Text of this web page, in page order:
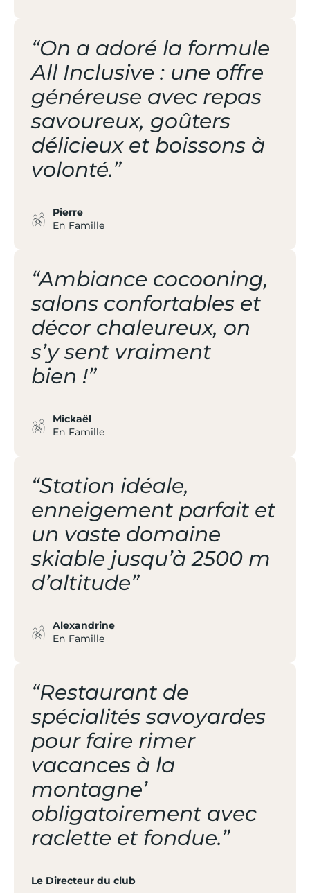
“On a adoré la formule
All Inclusive : une offre
généreuse avec repas
savoureux, goûters
délicieux et boissons à
volonté.”
Pierre
En Famille
“Ambiance cocooning,
salons confortables et
décor chaleureux, on
s’y sent vraiment
bien !”
Mickaël
En Famille
“Station idéale,
enneigement parfait et
un vaste domaine
skiable jusqu’à 2500 m
d’altitude”
Alexandrine
En Famille
“Restaurant de
spécialités savoyardes
pour faire rimer
vacances à la
montagne’
obligatoirement avec
raclette et fondue.”
Le Directeur du club